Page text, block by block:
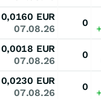
0,0160 EUR
07.08.26
0
0,0018 EUR
07.08.26
0
0,0230 EUR
07.08.26
0